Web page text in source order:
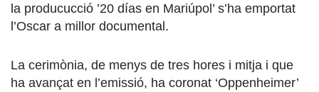
la producucció ’20 días en Mariúpol’ s’ha emportat
l’Oscar a millor documental.
La cerimònia, de menys de tres hores i mitja i que
ha avançat en l’emissió, ha coronat ‘Oppenheimer’